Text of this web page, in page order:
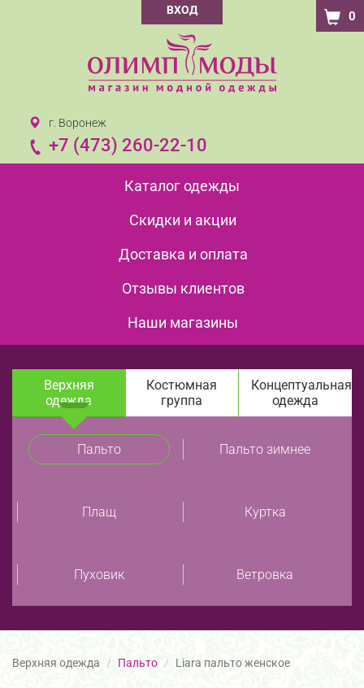
ВХОД 0
г. Воронеж
+7 (473) 260-22-10
Каталог одежды
Скидки и акции
Доставка и оплата
Отзывы клиентов
Наши магазины
Верхняя
одежда
Костюмная
группа
Концептуальная
одежда
Пальто Пальто зимнее
Плащ Куртка
Пуховик Ветровка
Верхняя одежда Пальто Liara пальто женское